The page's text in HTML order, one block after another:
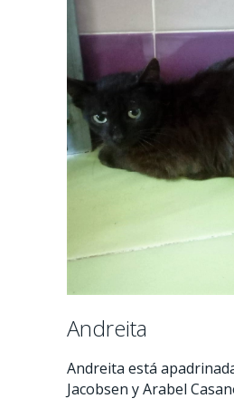
Andreita
Andreita está
Jacobsen y Arabel